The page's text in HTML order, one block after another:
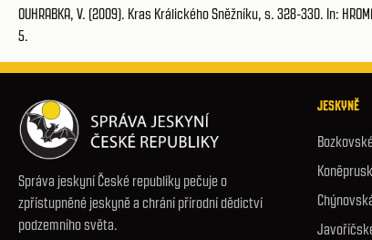
OUHRABKA, V. (2009). Kras Králického Sněžníku, s. 328-330. In:
5.
Správa jeskyní České republiky pečuje o
zpřístupněné jeskyně a chrání přírodní dědictví
podzemního světa.
JESKYNĚ